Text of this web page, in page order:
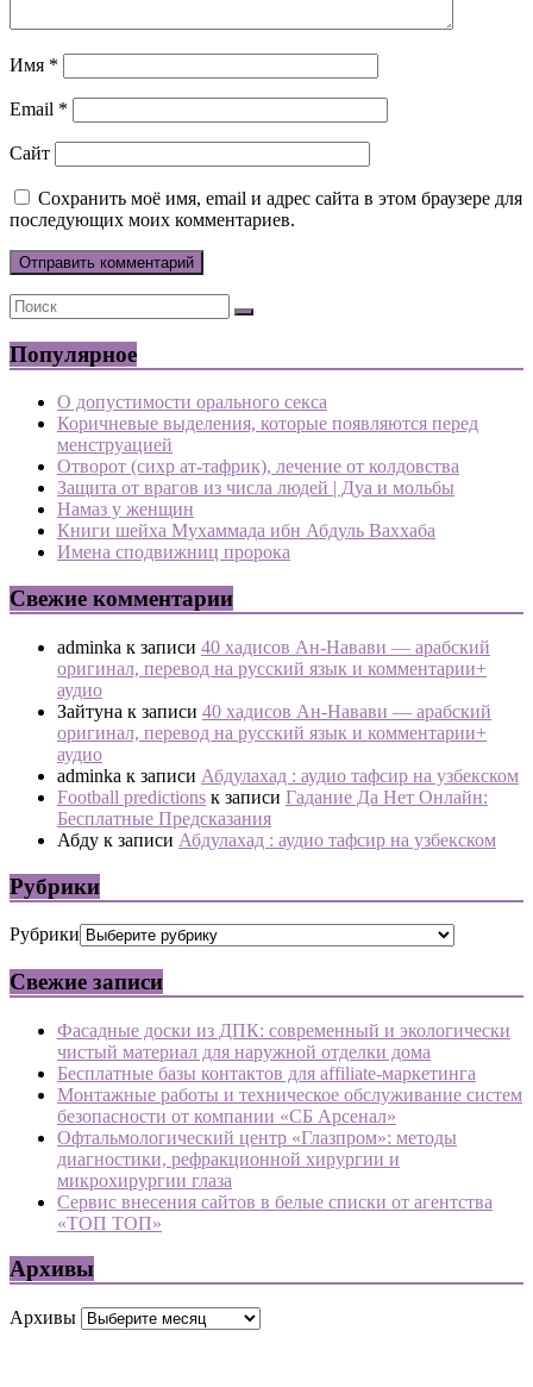
Имя *
Email *
Сайт
Сохранить моё имя, email и адрес сайта в этом браузере для
последующих моих комментариев.
Популярное
О допустимости орального секса
Коричневые выделения, которые появляются перед
менструацией
Отворот (сихр ат-тафрик), лечение от колдовства
Защита от врагов из числа людей | Дуа и мольбы
Намаз у женщин
Книги шейха Мухаммада ибн Абдуль Ваххаба
Имена сподвижниц пророка
Свежие комментарии
adminka к записи 40 хадисов Ан-Навави — арабский
оригинал, перевод на русский язык и комментарии+
аудио
Зайтуна к записи 40 хадисов Ан-Навави — арабский
оригинал, перевод на русский язык и комментарии+
аудио
adminka к записи Абдулахад : аудио тафсир на узбекском
Football predictions к записи Гадание Да Нет Онлайн:
Бесплатные Предсказания
Абду к записи Абдулахад : аудио тафсир на узбекском
Рубрики
Рубрики
Свежие записи
Фасадные доски из ДПК: современный и экологически
чистый материал для наружной отделки дома
Бесплатные базы контактов для affiliate-маркетинга
Монтажные работы и техническое обслуживание систем
безопасности от компании «СБ Арсенал»
Офтальмологический центр «Глазпром»: методы
диагностики, рефракционной хирургии и
микрохирургии глаза
Сервис внесения сайтов в белые списки от агентства
«ТОП ТОП»
Архивы
Архивы